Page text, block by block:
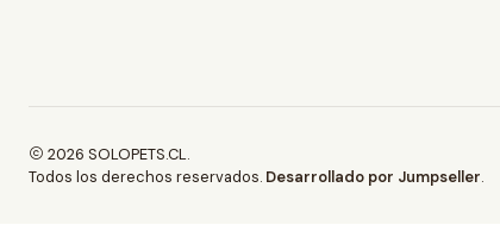
2026 SOLOPETS.CL.
Todos los derechos reservados. Desarrollado por Jumpseller.